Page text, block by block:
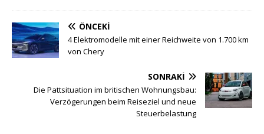
ÖNCEKI
4 Elektromodelle mit einer Reichweite von 1.700 km
von Chery
SONRAKI
Die Pattsituation im britischen Wohnungsbau:
Verzögerungen beim Reiseziel und neue
Steuerbelastung